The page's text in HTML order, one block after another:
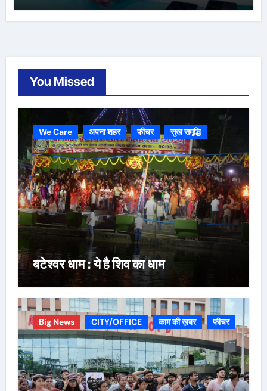
You Missed
We Care अपना शहर फीचर सुख समृद्धि
बटेश्वर धाम : ये है शिव का धाम
Big News CITY/OFFICE काम की ख़बर फीचर